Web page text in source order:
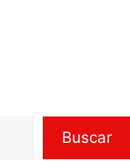
Buscar